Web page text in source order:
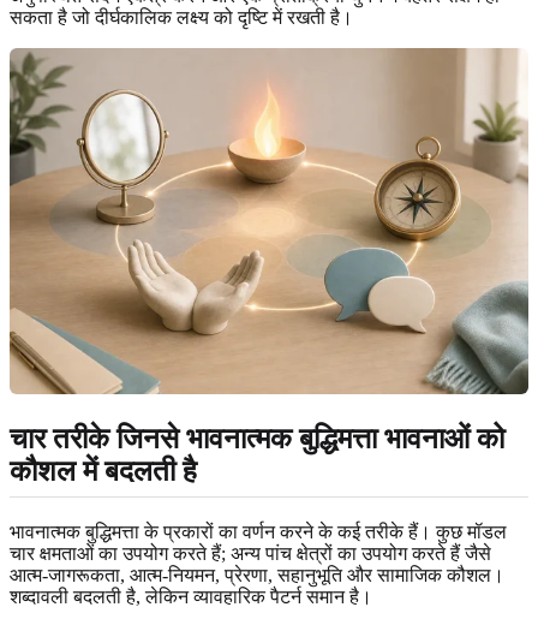
सकता है जो दीर्घकालिक लक्ष्य को दृष्टि में रखती है।
चार तरीके जिनसे भावनात्मक बुद्धिमत्ता भावनाओं को
कौशल में बदलती है
भावनात्मक बुद्धिमत्ता के प्रकारों का वर्णन करने के कई तरीके हैं। कुछ मॉडल
चार क्षमताओं का उपयोग करते हैं; अन्य पांच क्षेत्रों का उपयोग करते हैं जैसे
आत्म-जागरूकता, आत्म-नियमन, प्रेरणा, सहानुभूति और सामाजिक कौशल।
शब्दावली बदलती है, लेकिन व्यावहारिक पैटर्न समान है।